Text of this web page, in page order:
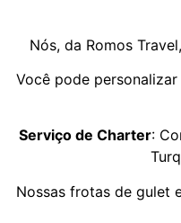
Nós, da Romos
Você pode
Serviço de Charter:
Nossas frotas de gulet